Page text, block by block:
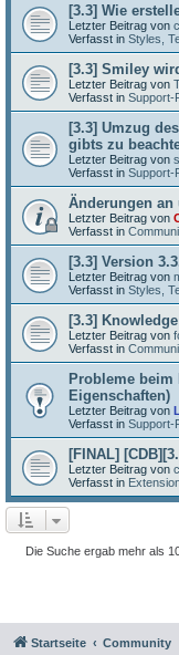
[3.3] Wie
Letzter Beitrag von
Verfasst in Styles,
[3.3] Smiley
Letzter Beitrag von
Verfasst in Support-
[3.3] Umzug
gibts zu
Letzter Beitrag von
Verfasst in Support-
Änderungen an
Letzter Beitrag von
Verfasst in
[3.3] Version
Letzter Beitrag von
Verfasst in Styles,
[3.3]
Letzter Beitrag von
Verfasst in
Probleme
Eigenschaften)
Letzter Beitrag von
Verfasst in Support-
[FINAL]
Letzter Beitrag von
Verfasst in
Die Suche ergab mehr als
Startseite Community